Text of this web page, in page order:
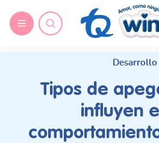
Desarrollo
Tipos de
influyen